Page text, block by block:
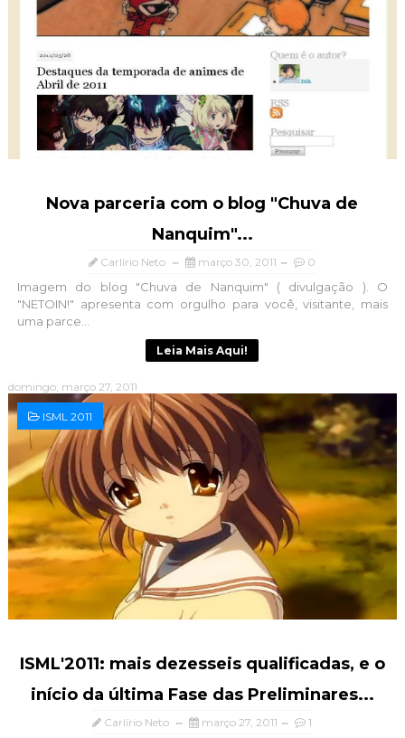
Nova parceria com o blog "Chuva de
Nanquim"...
Carlírio Neto março 30, 2011 0
Imagem do blog "Chuva de Nanquim" ( divulgação ). O
"NETOIN!" apresenta com orgulho para você, visitante, mais
uma parce...
Leia Mais Aqui!
domingo, março 27, 2011
ISML 2011
ISML'2011: mais dezesseis qualificadas, e o
início da última Fase das Preliminares...
Carlírio Neto março 27, 2011 1